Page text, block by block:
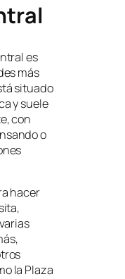
es
más
situado
y suele
con
o
hacer
la Plaza